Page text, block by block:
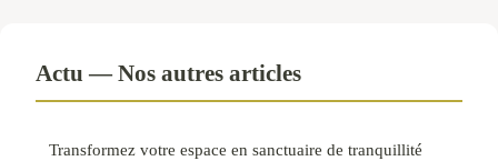
Actu — Nos autres articles
Transformez votre espace en sanctuaire de tranquillité